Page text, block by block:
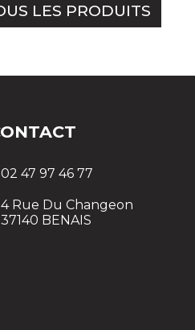
LES PRODUITS
02 47 97 46 77
4 Rue Du Changeon
37140 BENAIS